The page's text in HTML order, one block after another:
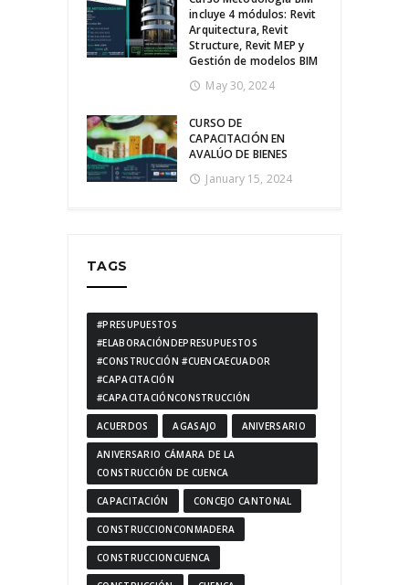
incluye 4 módulos: Revit
Arquitectura, Revit
Structure, Revit MEP y
Gestión de modelos BIM
May 30, 2024
CURSO DE
CAPACITACIÓN EN
AVALÚO DE BIENES
January 15, 2024
TAGS
#PRESUPUESTOS
#ELABORACIÓNDEPRESUPUESTOS
#CONSTRUCCIÓN #CUENCAECUADOR
#CAPACITACIÓN
#CAPACITACIÓNCONSTRUCCIÓN
ACUERDOS AGASAJO ANIVERSARIO
ANIVERSARIO CÁMARA DE LA
CONSTRUCCIÓN DE CUENCA
CAPACITACIÓN CONCEJO CANTONAL
CONSTRUCCIONCONMADERA
CONSTRUCCIONCUENCA